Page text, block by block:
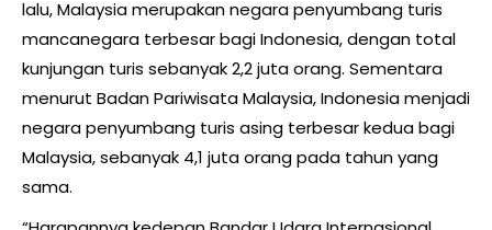
lalu, Malaysia merupakan negara penyumbang turis
mancanegara terbesar bagi Indonesia, dengan total
kunjungan turis sebanyak 2,2 juta orang. Sementara
menurut Badan Pariwisata Malaysia, Indonesia menjadi
negara penyumbang turis asing terbesar kedua bagi
Malaysia, sebanyak 4,1 juta orang pada tahun yang
sama.